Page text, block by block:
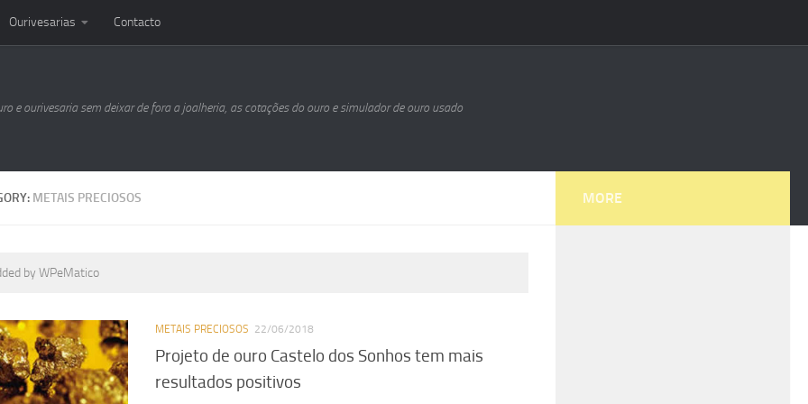
Ourivesarias Contacto
e ourivesaria sem deixar de fora a joalheria, as cotações do ouro e simulador de ouro usado
METAIS PRECIOSOS
by WPeMatico
METAIS PRECIOSOS 22/06/2018
Projeto de ouro Castelo dos Sonhos tem mais
resultados positivos
MORE